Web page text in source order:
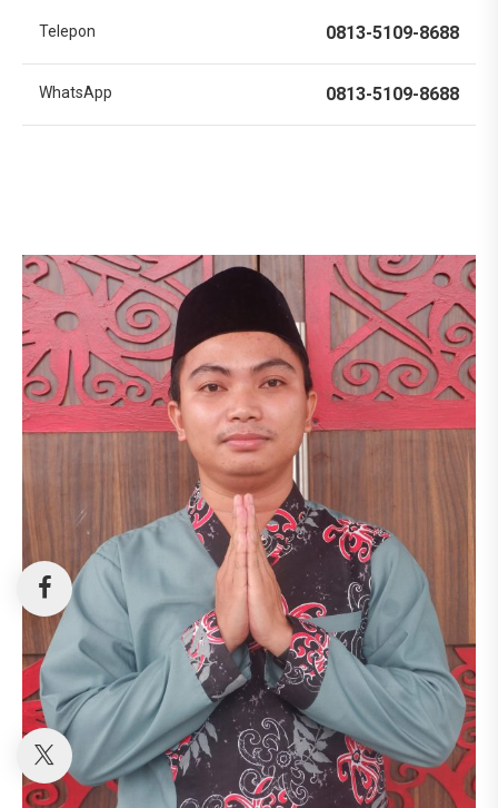
Telepon 0813-5109-8688
WhatsApp 0813-5109-8688